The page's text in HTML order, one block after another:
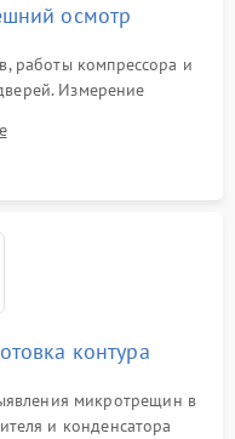
Подробнее →
осмотр
работы компрессора и
Измерение
термостата и
дисплея.
контура
микротрещин в
и конденсатора